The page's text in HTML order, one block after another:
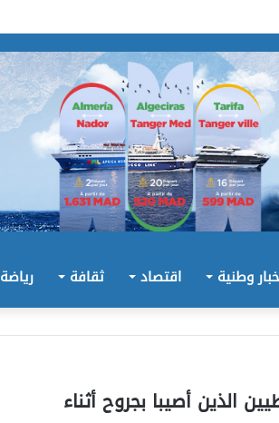
وطنية اقتصاد ثقافة رياضة
الذين أصيبا بجروح أثناء